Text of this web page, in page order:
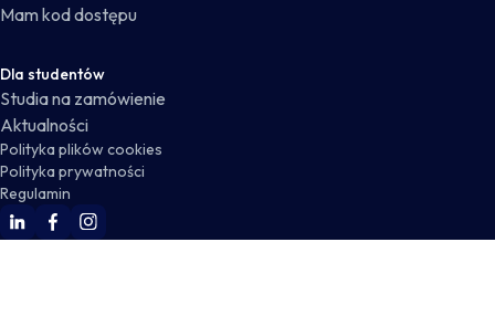
Mam kod dostępu
Dla studentów
Studia na zamówienie
Aktualności
Polityka plików cookies
Polityka prywatności
Regulamin
WSKZ Linkedin
WSKZ Facebook
WSKZ Instagram